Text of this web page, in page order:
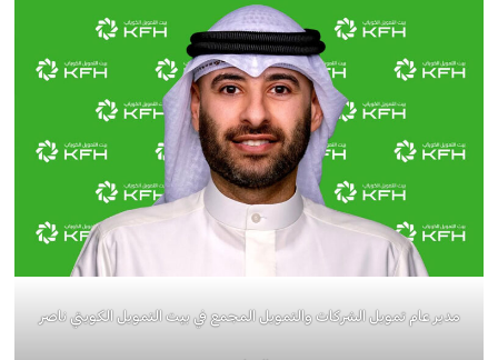
مدير عام تمويل الشركات والتمويل المجمع في بيت التمويل الكويتي ناصر